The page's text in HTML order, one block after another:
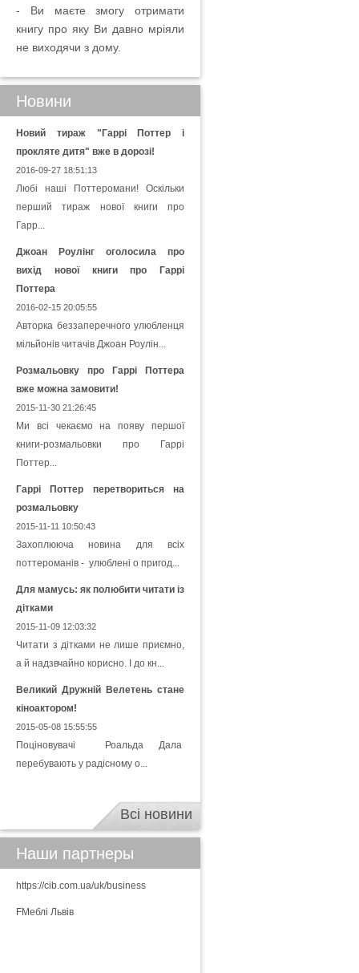
- Ви маєте змогу отримати
книгу про яку Ви давно мріяли
не виходячи з дому.
Новини
Новий тираж "Гаррі Поттер і
прокляте дитя" вже в дорозі!
2016-09-27 18:51:13
Любі наші Поттеромани! Оскільки
перший тираж нової книги про
Гарр...
Джоан Роулінг оголосила про
вихід нової книги про Гаррі
Поттера
2016-02-15 20:05:55
Авторка беззаперечного улюбленця
мільйонів читачів Джоан Роулін...
Розмальовку про Гаррі Поттера
вже можна замовити!
2015-11-30 21:26:45
Ми всі чекаємо на появу першої
книги-розмальовки про Гаррі
Поттер...
Гаррі Поттер перетвориться на
розмальовку
2015-11-11 10:50:43
Захоплююча новина для всіх
поттероманів - улюблені о пригод...
Для мамусь: як полюбити читати із
дітками
2015-11-09 12:03:32
Читати з дітками не лише приємно,
а й надзвчайно корисно. І до кн...
Великий Дружній Велетень стане
кіноактором!
2015-05-08 15:55:55
Поціновувачі Роальда Дала
перебувають у радісному о...
Всі новини
Наши партнеры
https://cib.com.ua/uk/business
FМеблі Львів